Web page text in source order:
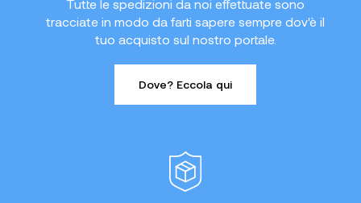
Tutte le spedizioni da noi effettuate sono
tracciate in modo da farti sapere sempre dov'è il
tuo acquisto sul nostro portale.
Dove? Eccola qui